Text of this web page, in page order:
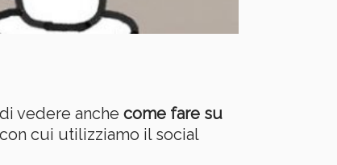
vedere anche come fare su
cui utilizziamo il social